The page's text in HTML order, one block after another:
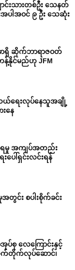
းသားတစ်ဦး သေနတ်
အပါအဝင် ၉ ဦး သေဆုံး
ာရှိ ဆိုက်ဘာရာဇဝတ်
န့်နိုင်မည်ဟု JFM
ယ်ရေးလုပ်နေသူအချို့
းနေ
ရမှု အကျပ်အတည်း
းပေါ်ရှင်းလင်းရန်
တွင်း စပါးစိုက်ခင်း
စု လေကြောင်းနှင့်
တိုက်လုပ်ဆောင်၊